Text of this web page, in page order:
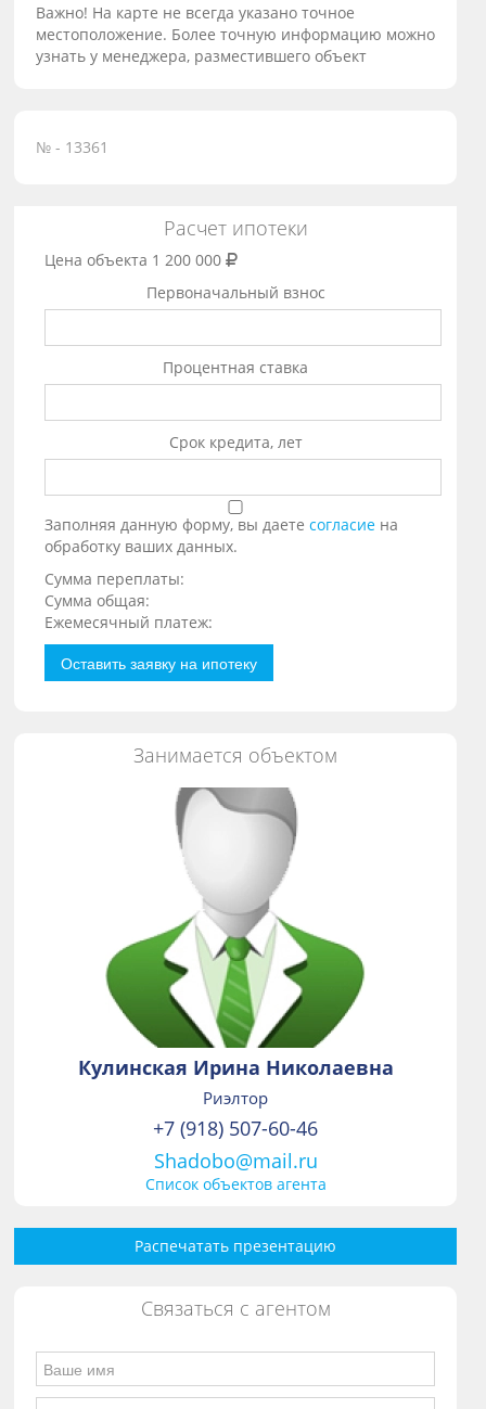
Важно! На карте не всегда указано точное
местоположение. Более точную информацию можно
узнать у менеджера, разместившего объект
№ - 13361
Расчет ипотеки
Цена объекта 1 200 000
Первоначальный взнос
Процентная ставка
Срок кредита, лет
Заполняя данную форму, вы даетесогласие на
обработку ваших данных.
Сумма переплаты:
Сумма общая:
Ежемесячный платеж:
Оставить заявку на ипотеку
Занимается объектом
Кулинская Ирина Николаевна
Риэлтор
+7 (918) 507-60-46
Shadobo@mail.ru
Список объектов агента
Распечатать презентацию
Связаться с агентом